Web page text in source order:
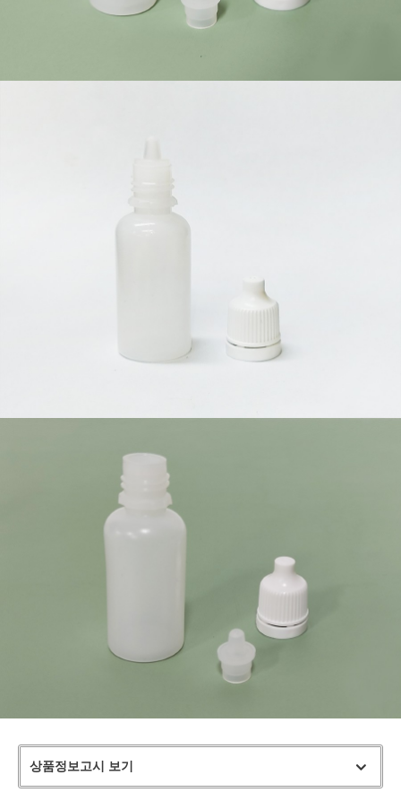
상품정보고시 보기